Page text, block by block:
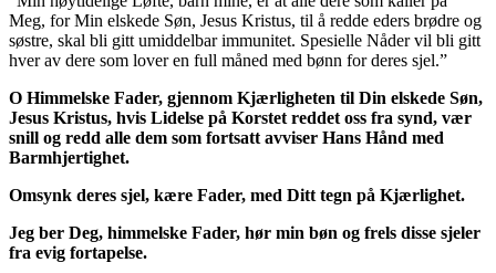
Meg, for Min elskede Søn, Jesus Kristus, til å redde eders brødre og
søstre, skal bli gitt umiddelbar immunitet. Spesielle Nåder vil bli gitt
hver av dere som lover en full måned med bønn for deres sjel.”
O Himmelske Fader, gjennom Kjærligheten til Din elskede Søn,
Jesus Kristus, hvis Lidelse på Korstet reddet oss fra synd, vær
snill og redd alle dem som fortsatt avviser Hans Hånd med
Barmhjertighet.
Omsynk deres sjel, kære Fader, med Ditt tegn på Kjærlighet.
Jeg ber Deg, himmelske Fader, hør min bøn og frels disse sjeler
fra evig fortapelse.